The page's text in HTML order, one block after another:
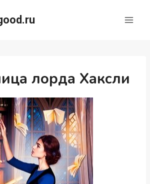
лорда Хаксли